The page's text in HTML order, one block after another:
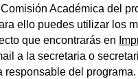
Académica del
ello puedes utilizar los
que encontrarás en
a la secretaria o
responsable del programa.